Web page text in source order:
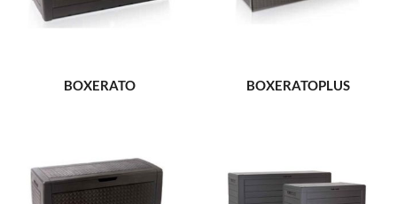
BOXERATO BOXERATOPLUS